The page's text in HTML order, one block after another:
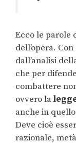
Ecco le parole
dell’opera.
dall’analisi
che per
combattere
ovvero la
anche in
Deve cioè
razionale,